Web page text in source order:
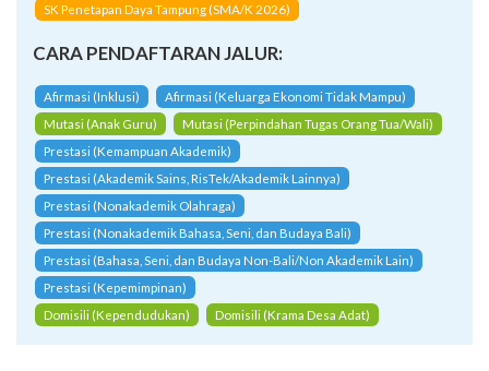
SK Penetapan Daya Tampung (SMA/K 2026)
CARA PENDAFTARAN JALUR:
Afirmasi (Inklusi)
Afirmasi (Keluarga Ekonomi Tidak Mampu)
Mutasi (Anak Guru)
Mutasi (Perpindahan Tugas Orang Tua/Wali)
Prestasi (Kemampuan Akademik)
Prestasi (Akademik Sains, RisTek/Akademik Lainnya)
Prestasi (Nonakademik Olahraga)
Prestasi (Nonakademik Bahasa, Seni, dan Budaya Bali)
Prestasi (Bahasa, Seni, dan Budaya Non-Bali/Non Akademik Lain)
Prestasi (Kepemimpinan)
Domisili (Kependudukan)
Domisili (Krama Desa Adat)